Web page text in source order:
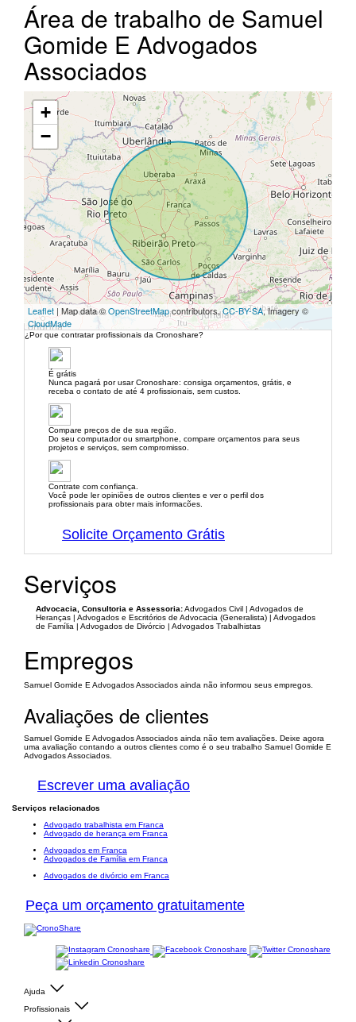
Área de trabalho de Samuel
Gomide E Advogados
Associados
+
−
Leaflet | Map data ©OpenStreetMapcontributors,CC-BY-SA, Imagery ©
CloudMade
¿Por que contratar profissionais da Cronoshare?
É grátis
Nunca pagará por usar Cronoshare: consiga orçamentos, grátis, e
receba o contato de até 4 profissionais, sem custos.
Compare preços de de sua região.
Do seu computador ou smartphone, compare orçamentos para seus
projetos e serviços, sem compromisso.
Contrate com confiança.
Você pode ler opiniões de outros clientes e ver o perfil dos
profissionais para obter mais informacões.
Solicite Orçamento Grátis
Serviços
Advocacia, Consultoria e Assessoria:Advogados Civil | Advogados de
Heranças | Advogados e Escritórios de Advocacia (Generalista) | Advogados
de Família | Advogados de Divórcio | Advogados Trabalhistas
Empregos
Samuel Gomide E Advogados Associados ainda não informou seus empregos.
Avaliações de clientes
Samuel Gomide E Advogados Associados ainda não tem avaliações. Deixe agora
uma avaliação contando a outros clientes como é o seu trabalho Samuel Gomide E
Advogados Associados.
Escrever uma avaliação
Serviços relacionados
Advogado trabalhista em Franca
Advogado de herança em Franca
Advogados em Franca
Advogados de Família em Franca
Advogados de divórcio em Franca
Peça um orçamento gratuitamente
Ajuda
Profissionais